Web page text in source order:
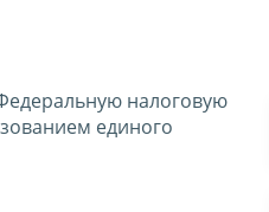
налоговую
единого